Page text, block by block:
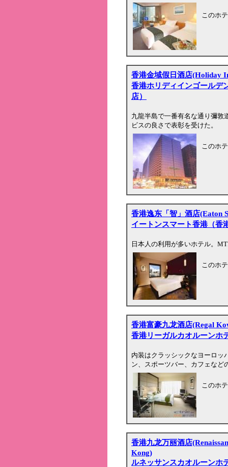
このホ
香港金域假日酒店(Holiday
香港ホリディインゴールデ
店）
九龍半島で一番有名な通り彌敦
ビスの良さで表彰を受けた。
このホ
香港逸东「智」酒店(Eaton
イートンスマート香港（香
日本人の利用が多いホテル。
このホ
香港富豪九龙酒店(Regal
香港リーガルカオルーンホ
内装はクラッシックなヨーロッ
ン、スポーツバー、カフェなど
このホ
香港九龙万丽酒店
Kong)
ルネッサンスカオルーンホ